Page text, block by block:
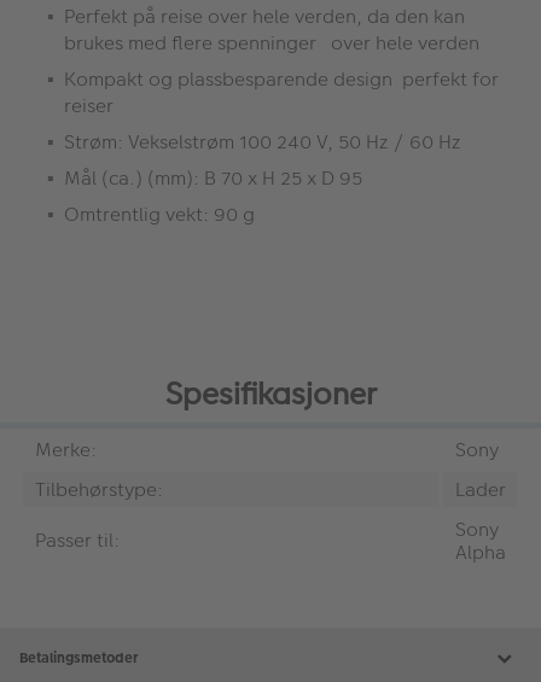
Perfekt på reise over hele verden, da den kan
brukes med flere spenninger over hele verden
Kompakt og plassbesparende design perfekt for
reiser
Strøm: Vekselstrøm 100 240 V, 50 Hz / 60 Hz
Mål (ca.) (mm): B 70 x H 25 x D 95
Omtrentlig vekt: 90 g
Spesifikasjoner
Merke:
Sony
Tilbehørstype:
Lader
Passer til:
Sony
Alpha
Betalingsmetoder